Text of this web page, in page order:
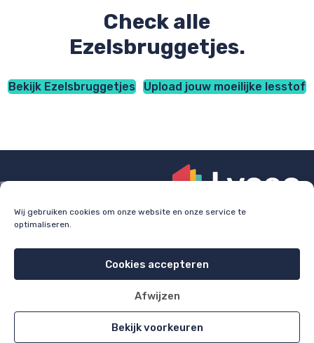
Wij gebruiken cookies om onze website en onze service te
optimaliseren.
Cookies accepteren
Afwijzen
Bekijk voorkeuren
Check alle
Ezelsbruggetjes.
Bekijk Ezelsbruggetjes Upload jouw moeilijke lesstof
examentraining.
All rights reserved 2026